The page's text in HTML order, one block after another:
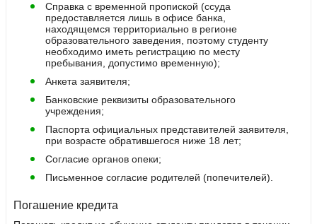
Справка с временной пропиской (ссуда
предоставляется лишь в офисе банка,
находящемся территориально в регионе
образовательного заведения, поэтому студенту
необходимо иметь регистрацию по месту
пребывания, допустимо временную);
Анкета заявителя;
Банковские реквизиты образовательного
учреждения;
Паспорта официальных представителей заявителя,
при возрасте обратившегося ниже 18 лет;
Согласие органов опеки;
Письменное согласие родителей (попечителей).
Погашение кредита